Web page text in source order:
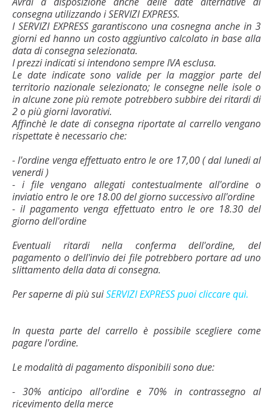
consegna utilizzando i SERVIZI EXPRESS.
I SERVIZI EXPRESS garantiscono una cosnegna anche in 3
giorni ed hanno un costo aggiuntivo calcolato in base alla
data di consegna selezionata.
I prezzi indicati si intendono sempre IVA esclusa.
Le date indicate sono valide per la maggior parte del
territorio nazionale selezionato; le consegne nelle isole o
in alcune zone più remote potrebbero subbire dei ritardi di
2 o più giorni lavorativi.
Affinchè le date di consegna riportate al carrello vengano
rispettate è necessario che:
- l'ordine venga effettuato entro le ore 17,00 ( dal lunedi al
venerdi )
- i file vengano allegati contestualmente all'ordine o
inviatio entro le ore 18.00 del giorno successivo all'ordine
- il pagamento venga effettuato entro le ore 18.30 del
giorno dell'ordine
Eventuali ritardi nella conferma dell'ordine, del
pagamento o dell'invio dei file potrebbero portare ad uno
slittamento della data di consegna.
Per saperne di più suiSERVIZI EXPRESS puoi cliccare quì.
In questa parte del carrello è possibile scegliere come
pagare l'ordine.
Le modalità di pagamento disponibili sono due:
- 30% anticipo all'ordine e 70% in contrassegno al
ricevimento della merce